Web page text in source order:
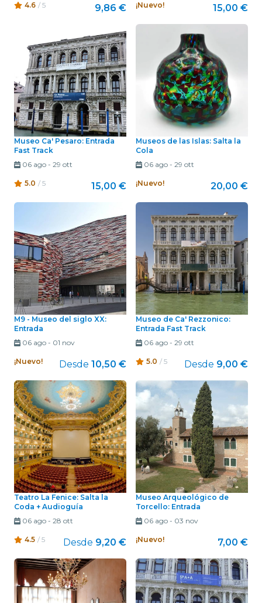
4.6 / 5 9,86 € ¡Nuevo! 15,00 €
Museo Ca' Pesaro: Entrada
Fast Track
06 ago- 29 ott
5.0 / 5 15,00 €
Museos de las Islas: Salta la
Cola
06 ago- 29 ott
¡Nuevo! 20,00 €
M9 - Museo del siglo XX:
Entrada
06 ago- 01 nov
¡Nuevo! Desde 10,50 €
Museo de Ca' Rezzonico:
Entrada Fast Track
06 ago- 29 ott
5.0 / 5 Desde 9,00 €
Teatro La Fenice: Salta la
Coda + Audioguía
06 ago- 28 ott
4.5 / 5 Desde 9,20 €
Museo Arqueológico de
Torcello: Entrada
06 ago- 03 nov
¡Nuevo! 7,00 €